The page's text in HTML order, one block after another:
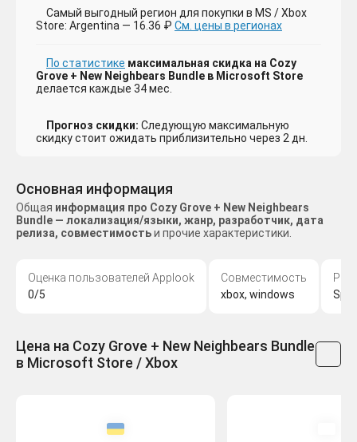
Самый выгодный регион для покупки в MS / Xbox
Store: Argentina — 16.36 ₽ См. цены в регионах
По статистике максимальная скидка на Cozy
Grove + New Neighbears Bundle в Microsoft Store
делается каждые 34 мес.
Прогноз скидки: Следующую максимальную
скидку стоит ожидать приблизительно через 2 дн.
Основная информация
Общая информация про Cozy Grove + New Neighbears
Bundle — локализация/языки, жанр, разработчик, дата
релиза, совместимостьи прочие характеристики.
Оценка пользователей Applook
0/5
Совместимость
xbox, windows
Цена на Cozy Grove + New Neighbears Bundle
в Microsoft Store / Xbox